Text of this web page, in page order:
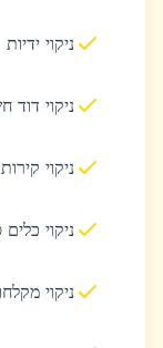
ניקוי ידיות
ניקוי דוד
ניקוי
ניקוי
ניקוי